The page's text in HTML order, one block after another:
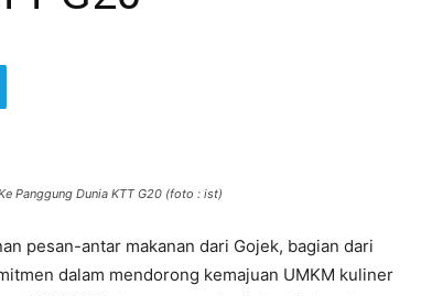
Panggung Dunia KTT G20 (foto : ist)
pesan-antar makanan dari Gojek, bagian dari
dalam mendorong kemajuan UMKM kuliner